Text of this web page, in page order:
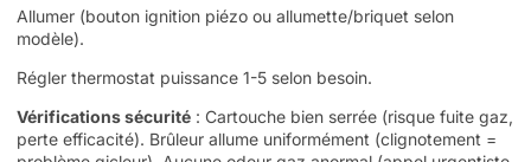
Allumer (bouton ignition piézo ou allumette/briquet selon
modèle).
Régler thermostat puissance 1-5 selon besoin.
Vérifications sécurité : Cartouche bien serrée (risque fuite gaz,
perte efficacité). Brûleur allume uniformément (clignotement =